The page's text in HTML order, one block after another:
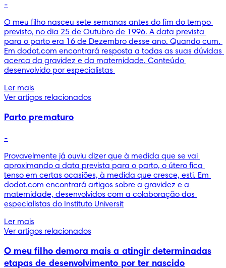
-
O meu filho nasceu sete semanas antes do fim do tempo
previsto, no dia 25 de Outubro de 1996. A data prevista
para o parto era 16 de Dezembro desse ano. Quando cum.
Em dodot.com encontrará resposta a todas as suas dúvidas
acerca da gravidez e da maternidade. Conteúdo
desenvolvido por especialistas
Ler mais
Ver artigos relacionados
Parto prematuro
-
Provavelmente já ouviu dizer que à medida que se vai
aproximando a data prevista para o parto, o útero fica
tenso em certas ocasiões, à medida que cresce, esti. Em
dodot.com encontrará artigos sobre a gravidez e a
maternidade, desenvolvidos com a colaboração dos
especialistas do Instituto Universit
Ler mais
Ver artigos relacionados
O meu filho demora mais a atingir determinadas
etapas de desenvolvimento por ter nascido